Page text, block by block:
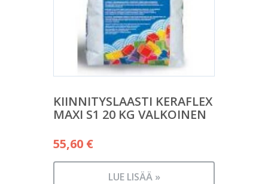
KIINNITYSLAASTI KERAFLEX
MAXI S1 20 KG VALKOINEN
55,60 €
LUE LISÄÄ »